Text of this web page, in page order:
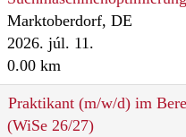
Marktoberdorf, DE
2026. júl. 11.
0.00 km
Praktikant (m/w/d) im
(WiSe 26/27)